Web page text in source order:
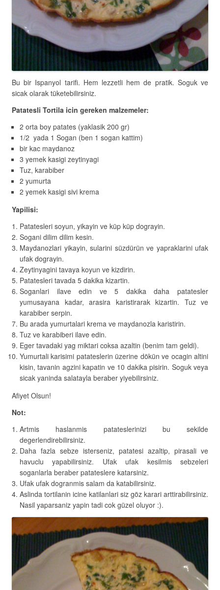
Bu bir Ispanyol tarifi. Hem lezzetli hem de pratik. Soguk ve
sicak olarak tüketebilirsiniz.
Patatesli Tortila icin gereken malzemeler:
2 orta boy patates (yaklasik 200 gr)
1/2 yada 1 Sogan (ben 1 sogan kattim)
bir kac maydanoz
3 yemek kasigi zeytinyagi
Tuz, karabiber
2 yumurta
2 yemek kasigi sivi krema
Yapilisi:
Patatesleri soyun, yikayin ve küp küp dograyin.
Sogani dilim dilim kesin.
Maydanozlari yikayin, sularini süzdürün ve yapraklarini ufak
ufak dograyin.
Zeytinyagini tavaya koyun ve kizdirin.
Patatesleri tavada 5 dakika kizartin.
Soganlari ilave edin ve 5 dakika daha patatesler
yumusayana kadar, arasira karistirarak kizartin. Tuz ve
karabiber serpin.
Bu arada yumurtalari krema ve maydanozla karistirin.
Tuz ve karabiberi ilave edin.
Eger tavadaki yag miktari coksa azaltin (benim tam geldi).
Yumurtali karisimi patateslerin üzerine dökün ve ocagin altini
kisin, tavanin agzini kapatin ve 10 dakika pisirin. Soguk veya
sicak yaninda salatayla beraber yiyebilirsiniz.
Afiyet Olsun!
Not:
Artmis haslanmis patateslerinizi bu sekilde
degerlendirebilirsiniz.
Daha fazla sebze isterseniz, patatesi azaltip, pirasali ve
havuclu yapabilirsiniz. Ufak ufak kesilmis sebzeleri
soganlarla beraber patateslere katarsiniz.
Ufak ufak dogranmis salam da katabilirsiniz.
Aslinda tortilanin icine katilanlari siz göz karari arttirabilirsiniz.
Nasil yaparsaniz yapin tadi cok güzel oluyor :).